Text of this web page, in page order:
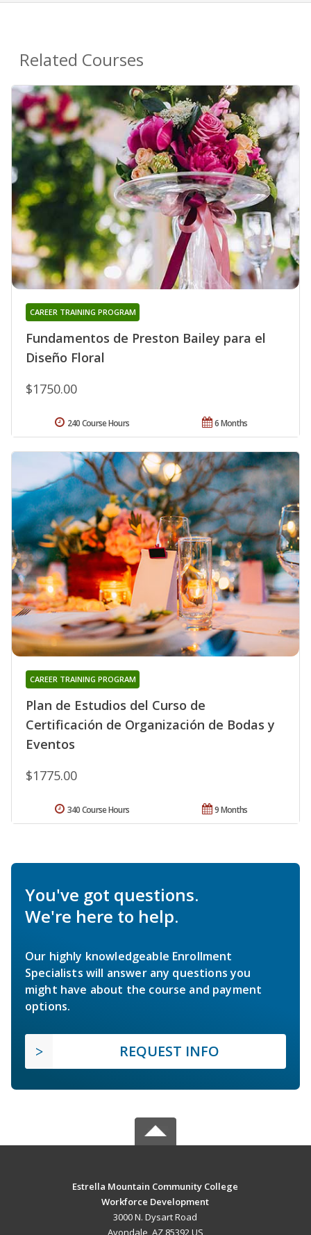
Related Courses
Fundamentos de Preston Bailey para el
Diseño Floral
CAREER TRAINING PROGRAM
$1750.00
6 Months
240 Course Hours
Plan de Estudios del Curso de
Certificación de Organización de Bodas y
Eventos
CAREER TRAINING PROGRAM
$1775.00
9 Months
340 Course Hours
You've got questions.
We're here to help.
Our highly knowledgeable Enrollment
Specialists will answer any questions you
might have about the course and payment
options.
REQUEST INFO
Estrella Mountain Community College
Workforce Development
3000 N. Dysart Road
Avondale, AZ 85392 US